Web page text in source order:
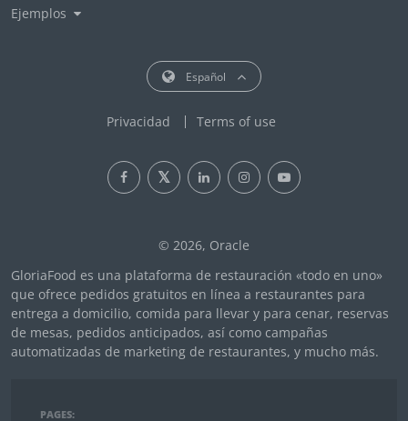
Ejemplos
Español
Privacidad Terms of use
© 2026, Oracle
GloriaFood es una plataforma de restauración «todo en uno»
que ofrece pedidos gratuitos en línea a restaurantes para
entrega a domicilio, comida para llevar y para cenar, reservas
de mesas, pedidos anticipados, así como campañas
automatizadas de marketing de restaurantes, y mucho más.
PAGES: